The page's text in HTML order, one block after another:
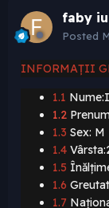
faby
Posted
INFORMAȚII
1.1
1.2
1.3 Sex: M
1.4
1.5
1.6
1.7